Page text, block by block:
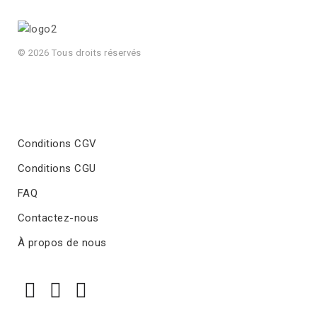
© 2026 Tous droits réservés
Conditions CGV
Conditions CGU
FAQ
Contactez-nous
À propos de nous